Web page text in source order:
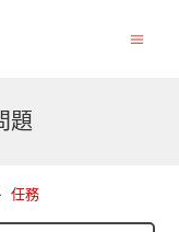
題
任務